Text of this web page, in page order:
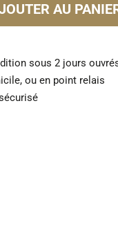
AU
sous 2 jours
ou en point relais